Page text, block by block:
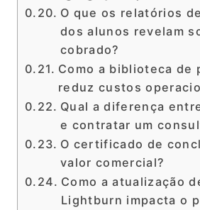
O que os relatórios
dos alunos revelam
cobrado?
Como a biblioteca de
reduz custos
Qual a diferença
e contratar um
O certificado de
valor comercial?
Como a atualização
Lightburn impacta o